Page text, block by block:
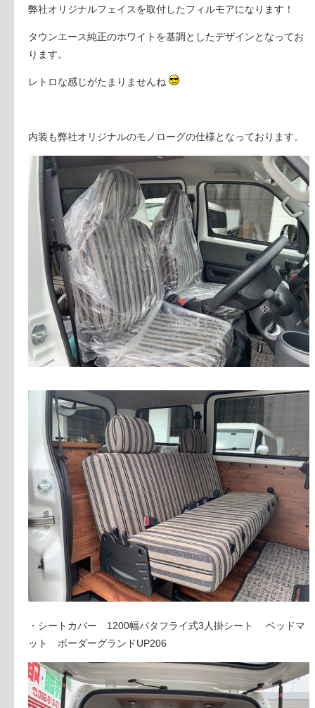
弊社オリジナルフェイスを取付したフィルモアになります！
タウンエース純正のホワイトを基調としたデザインとなってお
ります。
レトロな感じがたまりませんね
内装も弊社オリジナルのモノローグの仕様となっております。
・シートカバー 1200幅バタフライ式3人掛シート ベッドマ
ット ボーダーグランドUP206